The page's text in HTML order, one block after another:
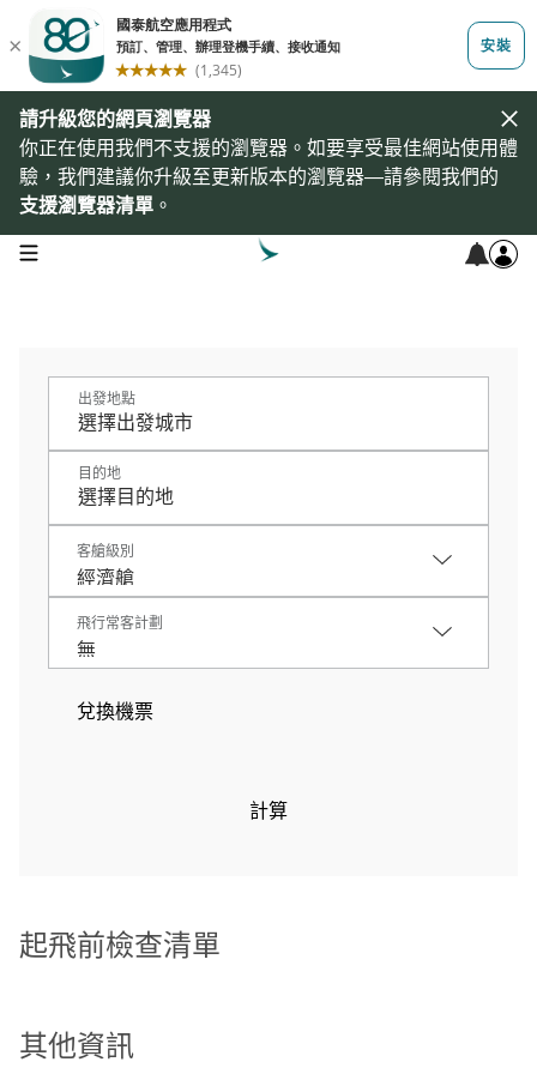
請升級您的網頁瀏覽器
你正在使用我們不支援的瀏覽器。如要享受最佳網站使用體
驗，我們建議你升級至更新版本的瀏覽器—請參閱我們的
支援瀏覽器清單 。
open navigation menu
出發地點
目的地
客艙級別
飛行常客計劃
兌換機票
計算
起飛前檢查清單
其他資訊